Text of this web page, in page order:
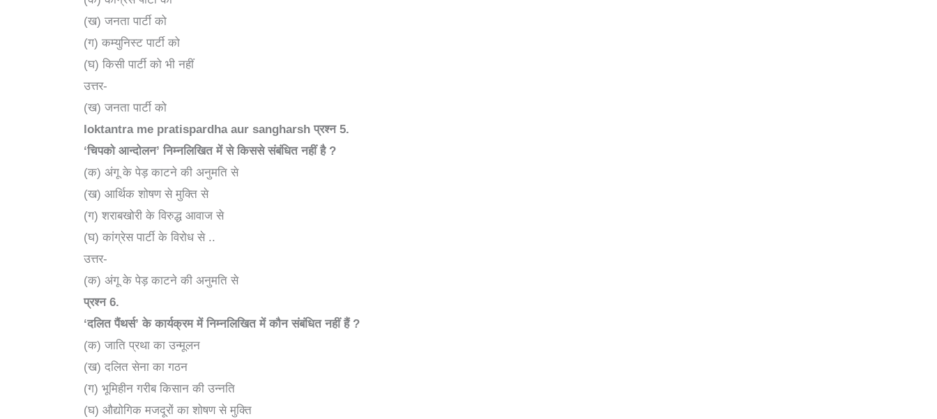
(ख) जनता पार्टी को
(ग) कम्युनिस्ट पार्टी को
(घ) किसी पार्टी को भी नहीं
उत्तर-
(ख) जनता पार्टी को
loktantra me pratispardha aur sangharsh प्रश्न 5.
‘चिपको आन्दोलन’ निम्नलिखित में से किससे संबंधित नहीं है ?
(क) अंगू के पेड़ काटने की अनुमति से
(ख) आर्थिक शोषण से मुक्ति से
(ग) शराबखोरी के विरुद्ध आवाज से
(घ) कांग्रेस पार्टी के विरोध से ..
उत्तर-
(क) अंगू के पेड़ काटने की अनुमति से
प्रश्न 6.
‘दलित पैंथर्स’ के कार्यक्रम में निम्नलिखित में कौन संबंधित नहीं हैं ?
(क) जाति प्रथा का उन्मूलन
(ख) दलित सेना का गठन
(ग) भूमिहीन गरीब किसान की उन्नति
(घ) औद्योगिक मजदूरों का शोषण से मुक्ति